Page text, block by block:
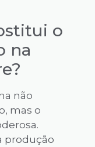
o
na
não
mas o
produção